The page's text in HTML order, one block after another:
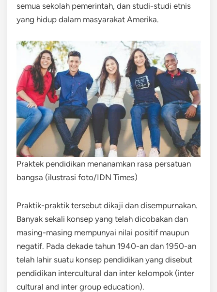
semua sekolah pemerintah, dan studi-studi etnis
yang hidup dalam masyarakat Amerika.
Praktek pendidikan menanamkan rasa persatuan
bangsa (ilustrasi foto/IDN Times)
Praktik-praktik tersebut dikaji dan disempurnakan.
Banyak sekali konsep yang telah dicobakan dan
masing-masing mempunyai nilai positif maupun
negatif. Pada dekade tahun 1940-an dan 1950-an
telah lahir suatu konsep pendidikan yang disebut
pendidikan intercultural dan inter kelompok (inter
cultural and inter group education).